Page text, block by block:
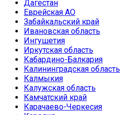
Дагестан
Еврейская АО
Забайкальский край
Ивановская область
Ингушетия
Иркутская область
Кабардино-Балкария
Калининградская область
Калмыкия
Калужская область
Камчатский край
Карачаево-Черкесия